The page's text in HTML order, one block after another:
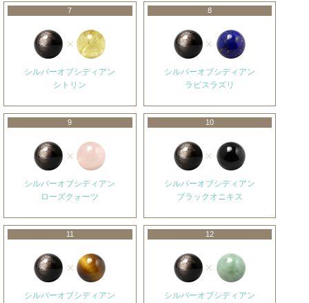
7
シルバーオブシディアン
シトリン
8
シルバーオブシディアン
ラピスラズリ
9
シルバーオブシディアン
ローズクォーツ
10
シルバーオブシディアン
ブラックオニキス
11
シルバーオブシディアン
12
シルバーオブシディアン